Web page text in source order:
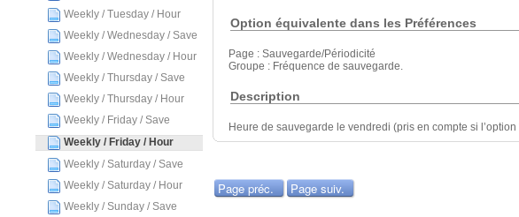
Weekly / Tuesday / Hour
Weekly / Wednesday / Save
Weekly / Wednesday / Hour
Weekly / Thursday / Save
Weekly / Thursday / Hour
Weekly / Friday / Save
Weekly / Friday / Hour
Weekly / Saturday / Save
Weekly / Saturday / Hour
Weekly / Sunday / Save
Option équivalente dans les Préférences
Page : Sauvegarde/Périodicité
Groupe : Fréquence de sauvegarde.
Description
Heure de sauvegarde le vendredi (pris en compte si l’option
Page préc. Page suiv.